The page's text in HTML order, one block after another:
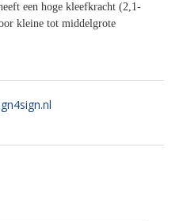
een hoge kleefkracht (2,1-
kleine tot middelgrote